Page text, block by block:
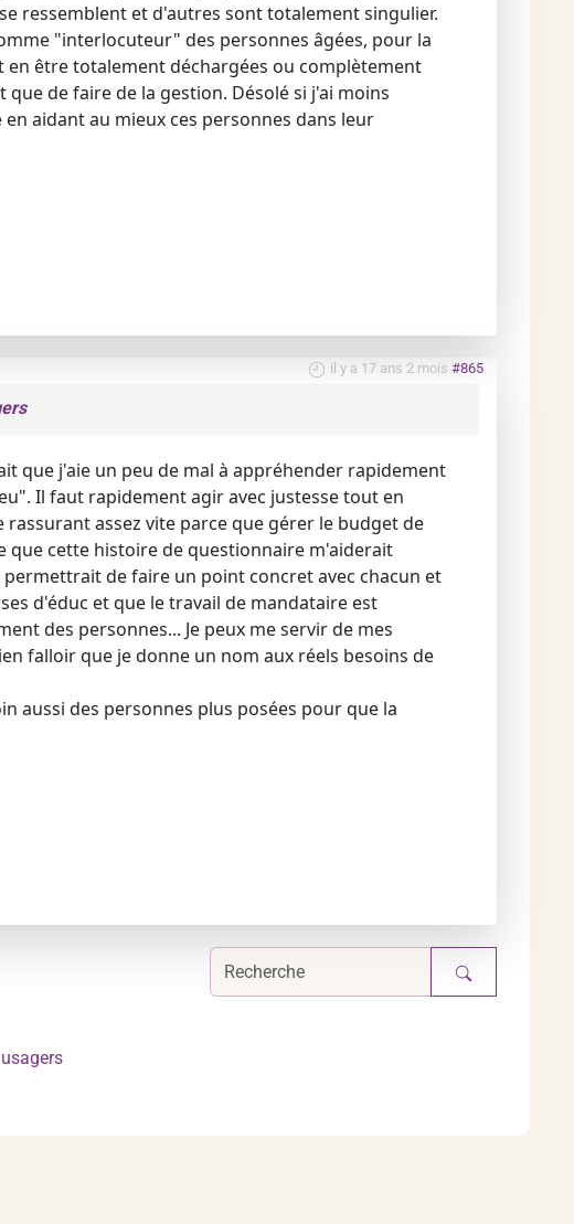
ressemblent et d'autres sont totalement singulier.
"interlocuteur" des personnes âgées, pour la
être totalement déchargées ou complètement
de faire de la gestion. Désolé si j'ai moins
aidant au mieux ces personnes dans leur
il y a 17 ans 2 mois #865
que j'aie un peu de mal à appréhender rapidement
Il faut rapidement agir avec justesse tout en
assez vite parce que gérer le budget de
que cette histoire de questionnaire m'aiderait
de faire un point concret avec chacun et
d'éduc et que le travail de mandataire est
des personnes... Je peux me servir de mes
falloir que je donne un nom aux réels besoins de
aussi des personnes plus posées pour que la